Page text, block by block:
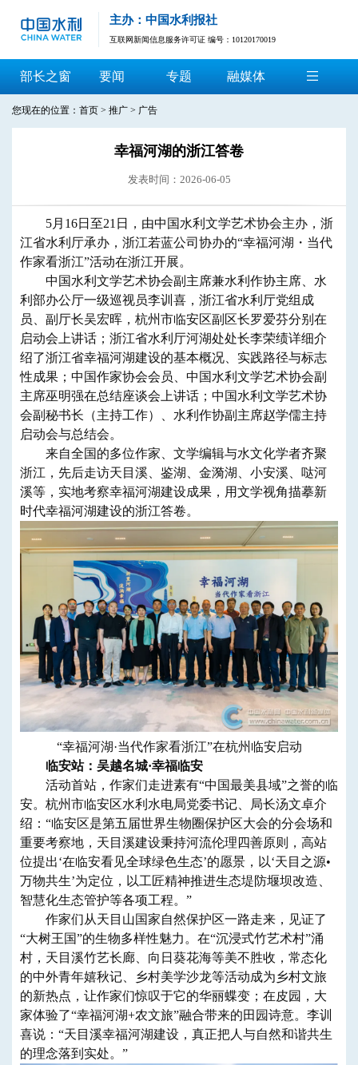
主办：中国水利报社
互联网新闻信息服务许可证 编号：10120170019
部长之窗 要闻 专题 融媒体
您现在的位置： 首页 > 推广 > 广告
幸福河湖的浙江答卷
发表时间：2026-06-05
5月16日至21日，由中国水利文学艺术协会主办，浙
江省水利厅承办，浙江若蓝公司协办的“幸福河湖・当代
作家看浙江”活动在浙江开展。
中国水利文学艺术协会副主席兼水利作协主席、水
利部办公厅一级巡视员李训喜，浙江省水利厅党组成
员、副厅长吴宏晖，杭州市临安区副区长罗爱芬分别在
启动会上讲话；浙江省水利厅河湖处处长李荣绩详细介
绍了浙江省幸福河湖建设的基本概况、实践路径与标志
性成果；中国作家协会会员、中国水利文学艺术协会副
主席巫明强在总结座谈会上讲话；中国水利文学艺术协
会副秘书长（主持工作）、水利作协副主席赵学儒主持
启动会与总结会。
来自全国的多位作家、文学编辑与水文化学者齐聚
浙江，先后走访天目溪、鉴湖、金漪湖、小安溪、哒河
溪等，实地考察幸福河湖建设成果，用文学视角描摹新
时代幸福河湖建设的浙江答卷。
“幸福河湖·当代作家看浙江”在杭州临安启动
临安站：吴越名城·幸福临安
活动首站，作家们走进素有“中国最美县域”之誉的临
安。杭州市临安区水利水电局党委书记、局长汤文卓介
绍：“临安区是第五届世界生物圈保护区大会的分会场和
重要考察地，天目溪建设秉持河流伦理四善原则，高站
位提出‘在临安看见全球绿色生态’的愿景，以‘天目之源•
万物共生’为定位，以工匠精神推进生态堤防堰坝改造、
智慧化生态管护等各项工程。”
作家们从天目山国家自然保护区一路走来，见证了
“大树王国”的生物多样性魅力。在“沉浸式竹艺术村”涌
村，天目溪竹艺长廊、向日葵花海等美不胜收，常态化
的中外青年嬉秋记、乡村美学沙龙等活动成为乡村文旅
的新热点，让作家们惊叹于它的华丽蝶变；在皮园，大
家体验了“幸福河湖+农文旅”融合带来的田园诗意。李训
喜说：“天目溪幸福河湖建设，真正把人与自然和谐共生
的理念落到实处。”